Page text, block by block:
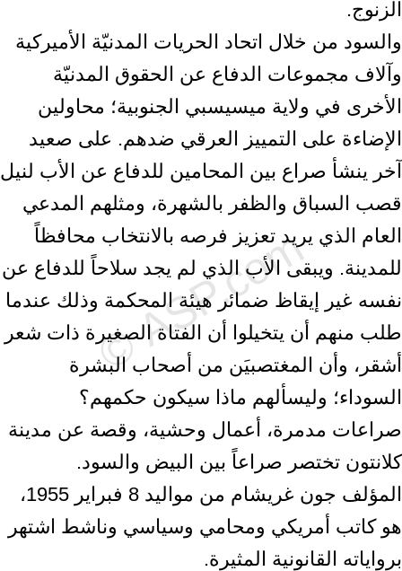
الزنوج.
والسود من خلال اتحاد الحريات المدنيّة الأميركية
وآلاف مجموعات الدفاع عن الحقوق المدنيّة
الأخرى في ولاية ميسيسبي الجنوبية؛ محاولين
الإضاءة على التمييز العرقي ضدهم. على صعيد
آخر ينشأ صراع بين المحامين للدفاع عن الأب لنيل
قصب السباق والظفر بالشهرة، ومثلهم المدعي
العام الذي يريد تعزيز فرصه بالانتخاب محافظاً
للمدينة. ويبقى الأب الذي لم يجد سلاحاً للدفاع عن
نفسه غير إيقاظ ضمائر هيئة المحكمة وذلك عندما
طلب منهم أن يتخيلوا أن الفتاة الصغيرة ذات شعر
أشقر، وأن المغتصبيَن من أصحاب البشرة
السوداء؛ وليسألهم ماذا سيكون حكمهم؟
صراعات مدمرة، أعمال وحشية، وقصة عن مدينة
كلانتون تختصر صراعاً بين البيض والسود.
المؤلف جون غريشام من مواليد 8 فبراير 1955،
هو كاتب أمريكي ومحامي وسياسي وناشط اشتهر
برواياته القانونية المثيرة.